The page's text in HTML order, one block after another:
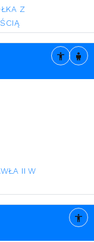
Z
II W